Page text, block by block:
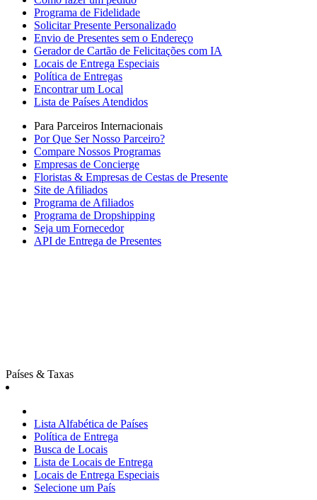
Programa de Fidelidade
Solicitar Presente Personalizado
Envio de Presentes sem o Endereço
Gerador de Cartão de Felicitações com IA
Locais de Entrega Especiais
Política de Entregas
Encontrar um Local
Lista de Países Atendidos
Para Parceiros Internacionais
Por Que Ser Nosso Parceiro?
Compare Nossos Programas
Empresas de Concierge
Floristas & Empresas de Cestas de Presente
Site de Afiliados
Programa de Afiliados
Programa de Dropshipping
Seja um Fornecedor
API de Entrega de Presentes
Países & Taxas
Lista Alfabética de Países
Política de Entrega
Busca de Locais
Lista de Locais de Entrega
Locais de Entrega Especiais
Selecione um País